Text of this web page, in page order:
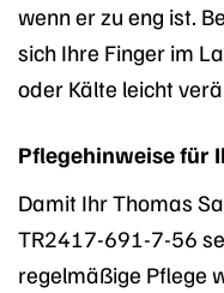
wenn er zu eng ist.
sich Ihre Finger im
oder Kälte leicht
Pflegehinweise für
Damit Ihr Thomas
TR2417-691-7-56
regelmäßige Pflege